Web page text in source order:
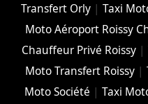
Transfert Orly |Taxi
Moto Aéroport Roissy
Chauffeur Privé Roissy|
Moto Transfert Roissy|
Moto Société | Taxi